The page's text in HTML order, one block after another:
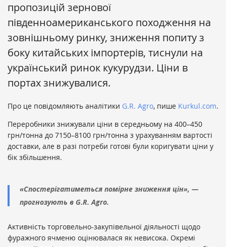
пропозицій зернової
південноамериканського походження на
зовнішньому ринку, зниження попиту з
боку китайських імпортерів, тиснули на
український ринок кукурудзи. Ціни в
портах знижувалися.
Про це повідомляють аналітики G.R. Agro, пише Kurkul.com.
Переробники знижували ціни в середньому на 400–450
грн/тонна до 7150–8100 грн/тонна з урахуванням вартості
доставки, але в разі потреби готові були коригувати ціни у
бік збільшення.
«Спостерігатиметься помірне зниження цін», —
прогнозують в G.R. Agro.
Активність торговельно-закупівельної діяльності щодо
фуражного ячменю оцінювалася як невисока. Окремі